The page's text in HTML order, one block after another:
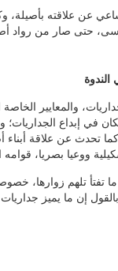
عن علاقته بأصيلة،
حتى صار من رواد
والمعايير
في إبداع الجداريات؛
تحدث عن علاقة أبناء
ووعيا بصريا، قوامه
تلهم زوارها،
بالقول إن ما يميز